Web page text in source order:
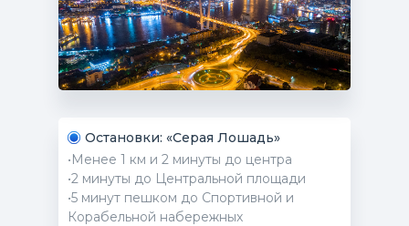
Остановки: «Серая Лошадь»
•Менее 1 км и 2 минуты до центра
•2 минуты до Центральной площади
•5 минут пешком до Спортивной и
Корабельной набережных